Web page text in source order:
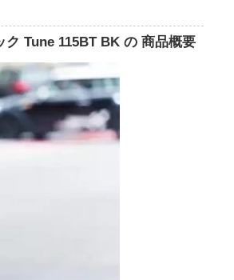
Tune 115BT BK の 商品概要